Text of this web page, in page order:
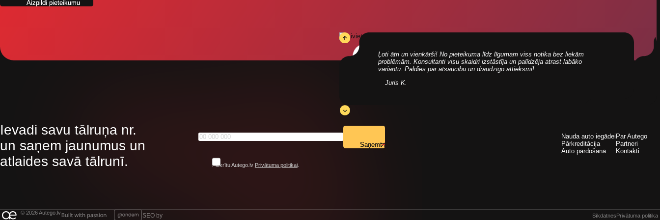
Ļoti ātri un vienkārši! No pieteikuma līdz līgumam viss notika bez liekām
problēmām. Konsultanti visu skaidri izstāstīja un palīdzēja atrast labāko
variantu. Paldies par atsaucību un draudzīgo attieksmi!
Juris K.
Ievadi savu tālruņa nr.
un saņem jaunumus un
atlaides savā tālrunī.
Piekrītu Autego.lv Privātuma politikai.
Nauda auto iegādei
Pārkreditācija
Auto pārdošanā
Par Autego
Partneri
Kontakti
© 2026 Autego.lv SEO by SīkdatnesPrivātuma politika